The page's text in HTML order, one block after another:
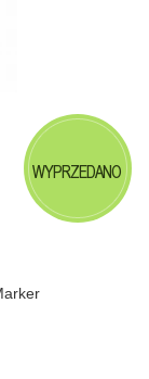
WYPRZEDANO